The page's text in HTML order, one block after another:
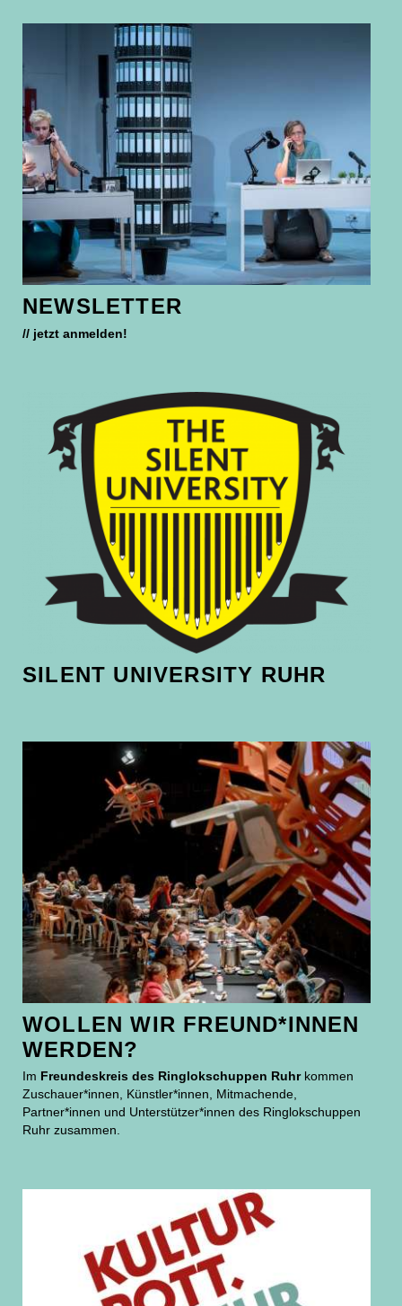
NEWSLETTER
// jetzt anmelden!
SILENT UNIVERSITY RUHR
WOLLEN WIR FREUND*INNEN
WERDEN?
Im Freundeskreis des Ringlokschuppen Ruhrkommen
Zuschauer*innen, Künstler*innen, Mitmachende,
Partner*innen und Unterstützer*innen des Ringlokschuppen
Ruhr zusammen.